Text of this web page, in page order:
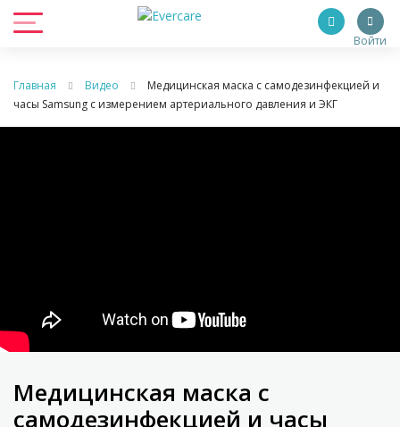
Войти
Главная Видео
Медицинская маска с самодезинфекцией и
часы Samsung с измерением артериального давления и ЭКГ
Медицинская маска с
самодезинфекцией и часы